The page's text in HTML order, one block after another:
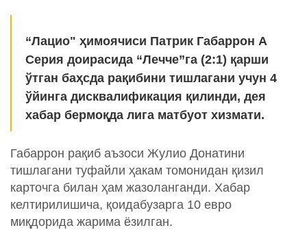
“Лацио" ҳимоячиси Патрик Габаррон А
Серия доирасида “Лечче”га (2:1) қарши
ўтган баҳсда рақибини тишлагани учун 4
ўйинга дисквалификация қилинди, дея
хабар бермоқда лига матбуот хизмати.
Габаррон рақиб аъзоси Жулио Донатини
тишлагани туфайли ҳакам томонидан қизил
карточга билан ҳам жазоланганди. Хабар
келтирилишича, қоидабузарга 10 евро
миқдорида жарима ёзилган.